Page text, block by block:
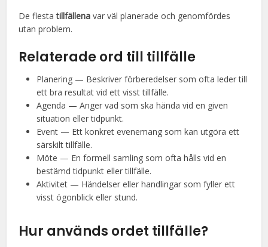
De flestatillfällena var väl planerade och genomfördes
utan problem.
Relaterade ord till tillfälle
Planering — Beskriver förberedelser som ofta leder till
ett bra resultat vid ett visst tillfälle.
Agenda — Anger vad som ska hända vid en given
situation eller tidpunkt.
Event — Ett konkret evenemang som kan utgöra ett
särskilt tillfälle.
Möte — En formell samling som ofta hålls vid en
bestämd tidpunkt eller tillfälle.
Aktivitet — Händelser eller handlingar som fyller ett
visst ögonblick eller stund.
Hur används ordet tillfälle?